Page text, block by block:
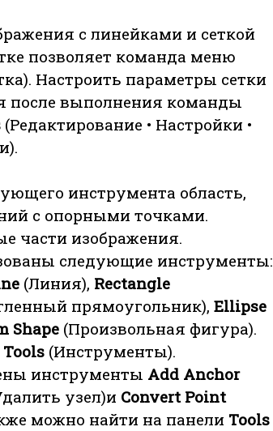
с линейками и сеткой
позволяет команда меню
Настроить параметры сетки
после выполнения команды
(Редактирование • Настройки •
инструмента область,
с опорными точками.
части изображения.
следующие инструменты:
(Линия), Rectangle
прямоугольник), Ellipse
Shape (Произвольная фигура).
Tools (Инструменты).
инструменты Add Anchor
узел)и Convert Point
можно найти на панели Tools